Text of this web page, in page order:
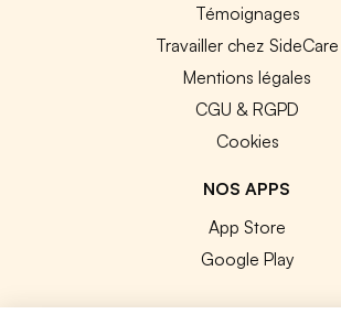
Témoignages
Travailler chez SideCare
Mentions légales
CGU & RGPD
Cookies
NOS APPS
App Store
Google Play